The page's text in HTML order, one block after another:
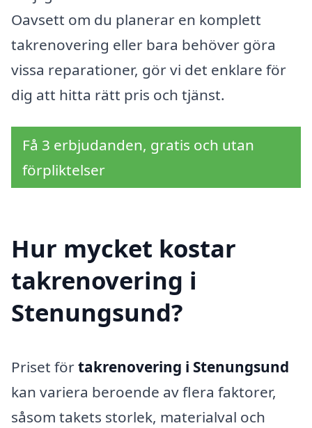
Oavsett om du planerar en komplett
takrenovering eller bara behöver göra
vissa reparationer, gör vi det enklare för
dig att hitta rätt pris och tjänst.
Få 3 erbjudanden, gratis och utan
förpliktelser
Hur mycket kostar
takrenovering i
Stenungsund?
Priset förtakrenovering i Stenungsund
kan variera beroende av flera faktorer,
såsom takets storlek, materialval och